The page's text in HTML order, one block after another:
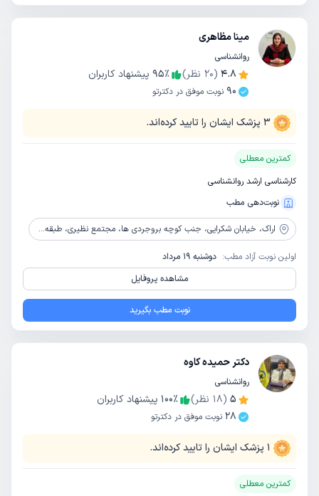
مینا مظاهری
روانشناسی
4.8
(
20 نظر) 95٪
پیشنهاد کاربران
90 نوبت موفق در دکترتو
3 پزشک ایشان را تایید کرده‌اند.
کمترین معطلی
کارشناسی ارشد روانشناسی
نوبت‌دهی مطب
اراک، خیابان شکرایی، جنب کوچه بروجردی ها، مجتمع نظیری، طبقه3، واحد12
اولین نوبت آزاد مطب: دوشنبه 19 مرداد
مشاهده پروفایل
نوبت مطب بگیرید
دکتر حمیده کاوه
روانشناسی
5
(
18 نظر) 100٪
پیشنهاد کاربران
28 نوبت موفق در دکترتو
1 پزشک ایشان را تایید کرده‌اند.
کمترین معطلی